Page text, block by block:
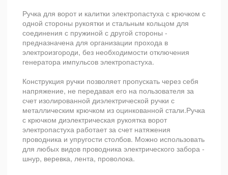
Ручка для ворот и калитки электропастуха с крючком с
одной стороны рукоятки и стальным кольцом для
соединения с пружиной с другой стороны -
предназначена для организации прохода в
электроизгороди, без необходимости отключения
генератора импульсов электропастуха.
Конструкция ручки позволяет пропускать через себя
напряжение, не передавая его на пользователя за
счет изолированной диэлектрической ручки с
металлическим крючком из оцинкованной стали.Ручка
с крючком диэлектрическая рукоятка ворот
электропастуха работает за счет натяжения
проводника и упругости столбов. Можно использовать
для любых видов проводника электрического забора -
шнур, веревка, лента, проволока.